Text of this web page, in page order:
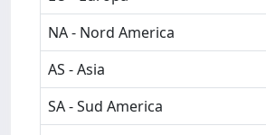
NA - Nord America
AS - Asia
SA - Sud America